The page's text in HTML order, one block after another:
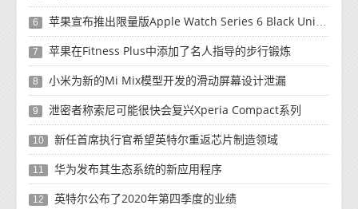
6 苹果宣布推出限量版Apple Watch Series 6 Black Unity智能手表
7 苹果在Fitness Plus中添加了名人指导的步行锻炼
8 小米为新的Mi Mix模型开发的滑动屏幕设计泄漏
9 泄密者称索尼可能很快会复兴Xperia Compact系列
10 新任首席执行官希望英特尔重返芯片制造领域
11 华为发布其生态系统的新应用程序
12 英特尔公布了2020年第四季度的业绩